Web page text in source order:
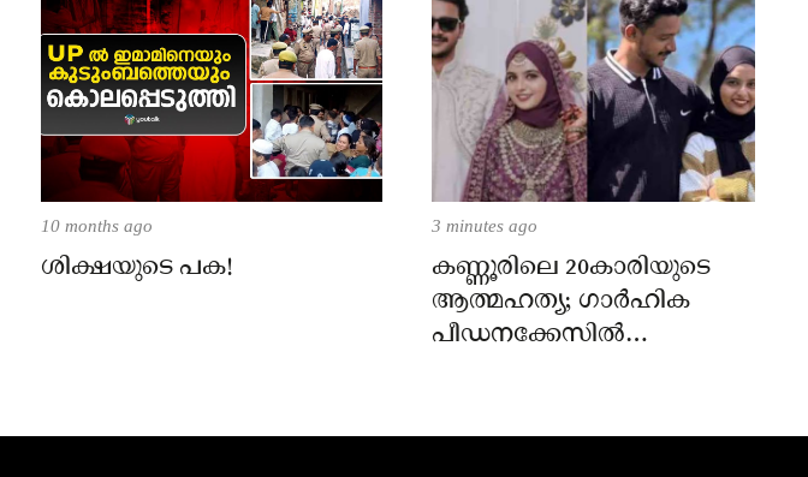
10 months ago
ശിക്ഷയുടെ പക!
3 minutes ago
കണ്ണൂരിലെ 20കാരിയുടെ
ആത്മഹത്യ; ഗാർഹിക
പീഡനക്കേസിൽ